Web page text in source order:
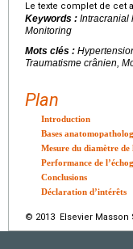
Le texte complet de cet
Keywords : Intracranial
Monitoring
Mots clés :
Traumatisme crânien,
Plan
Introduction
Bases
Mesure du diamètre
Performance de
Conclusions
Déclaration d’intérêts
© 2013 Elsevier Masson